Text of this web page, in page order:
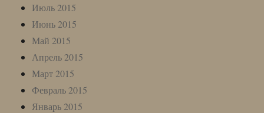
Июль 2015
Июнь 2015
Май 2015
Апрель 2015
Март 2015
Февраль 2015
Январь 2015